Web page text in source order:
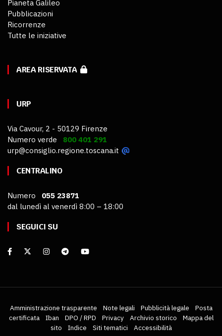
Pianeta Galileo
Pubblicazioni
Ricorrenze
Tutte le iniziative
AREA RISERVATA
URP
Via Cavour, 2 - 50129 Firenze
Numero verde 800 401 291
urp@consiglio.regione.toscana.it
CENTRALINO
Numero 055 23871
dal lunedì al venerdì 8:00 – 18:00
SEGUICI SU
Amministrazione trasparente Note legali Pubblicità legale
Posta
certificata
Iban DPO / RPD Privacy Archivio storico
Mappa del
sito
Indice Siti tematici Accessibilità